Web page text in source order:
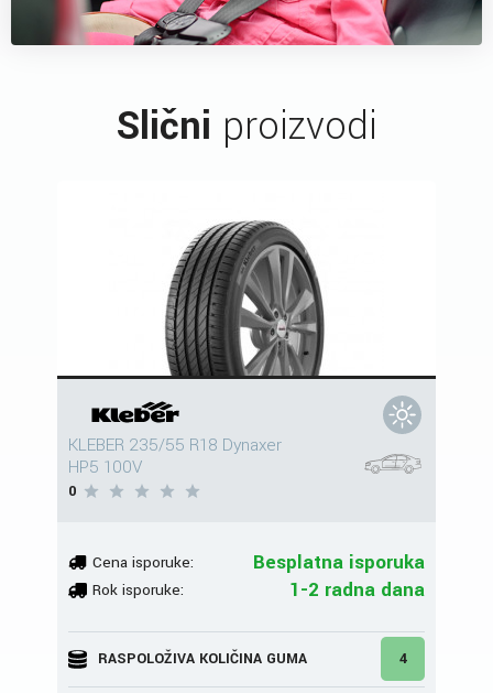
Slični proizvodi
KLEBER 235/55 R18 Dynaxer
HP5 100V
0
Cena isporuke: Besplatna isporuka
Rok isporuke: 1-2 radna dana
RASPOLOŽIVA KOLIČINA GUMA 4